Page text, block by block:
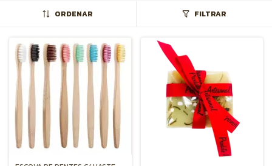
ORDENAR FILTRAR